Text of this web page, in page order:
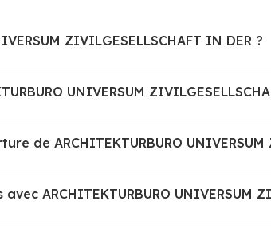
ZIVILGESELLSCHAFT IN DER ?
UNIVERSUM
de ARCHITEKTURBURO UNIVERSUM
ARCHITEKTURBURO UNIVERSUM